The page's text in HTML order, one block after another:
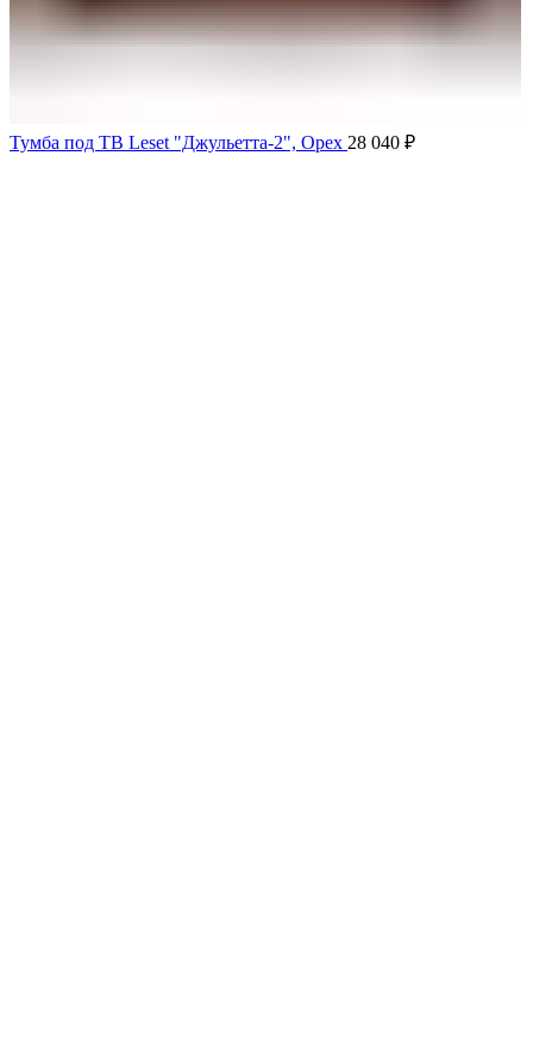
Тумба под ТВ Leset "Джульетта-2", Орех 28 040 ₽